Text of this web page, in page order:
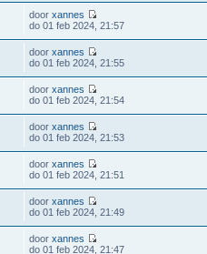
doorxannes
do 01 feb 2024, 21:57
doorxannes
do 01 feb 2024, 21:55
doorxannes
do 01 feb 2024, 21:54
doorxannes
do 01 feb 2024, 21:53
doorxannes
do 01 feb 2024, 21:51
doorxannes
do 01 feb 2024, 21:49
doorxannes
do 01 feb 2024, 21:47